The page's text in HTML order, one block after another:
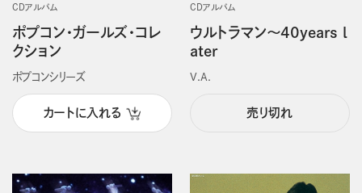
CDアルバム
ポプコン・ガールズ・コレ
クション
ポプコンシリーズ
カートに入れる
CDアルバム
ウルトラマン～40years l
ater
V.A.
売り切れ